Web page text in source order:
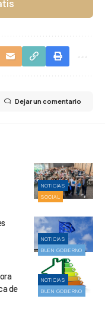
Dejar un comentario
NOTICIAS
SOCIAL
NOTICIAS
BUEN GOBIERNO
NOTICIAS
BUEN GOBIERNO
de